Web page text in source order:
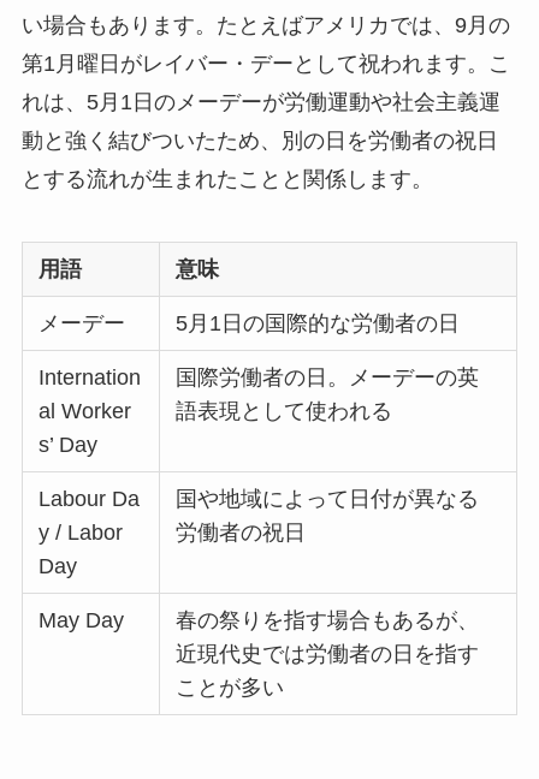
い場合もあります。たとえばアメリカでは、9月の
第1月曜日がレイバー・デーとして祝われます。こ
れは、5月1日のメーデーが労働運動や社会主義運
動と強く結びついたため、別の日を労働者の祝日
とする流れが生まれたことと関係します。
用語 意味
メーデー 5月1日の国際的な労働者の日
Internation
al Worker
s’ Day
国際労働者の日。メーデーの英
語表現として使われる
Labour Da
y / Labor
Day
国や地域によって日付が異なる
労働者の祝日
May Day
春の祭りを指す場合もあるが、
近現代史では労働者の日を指す
ことが多い